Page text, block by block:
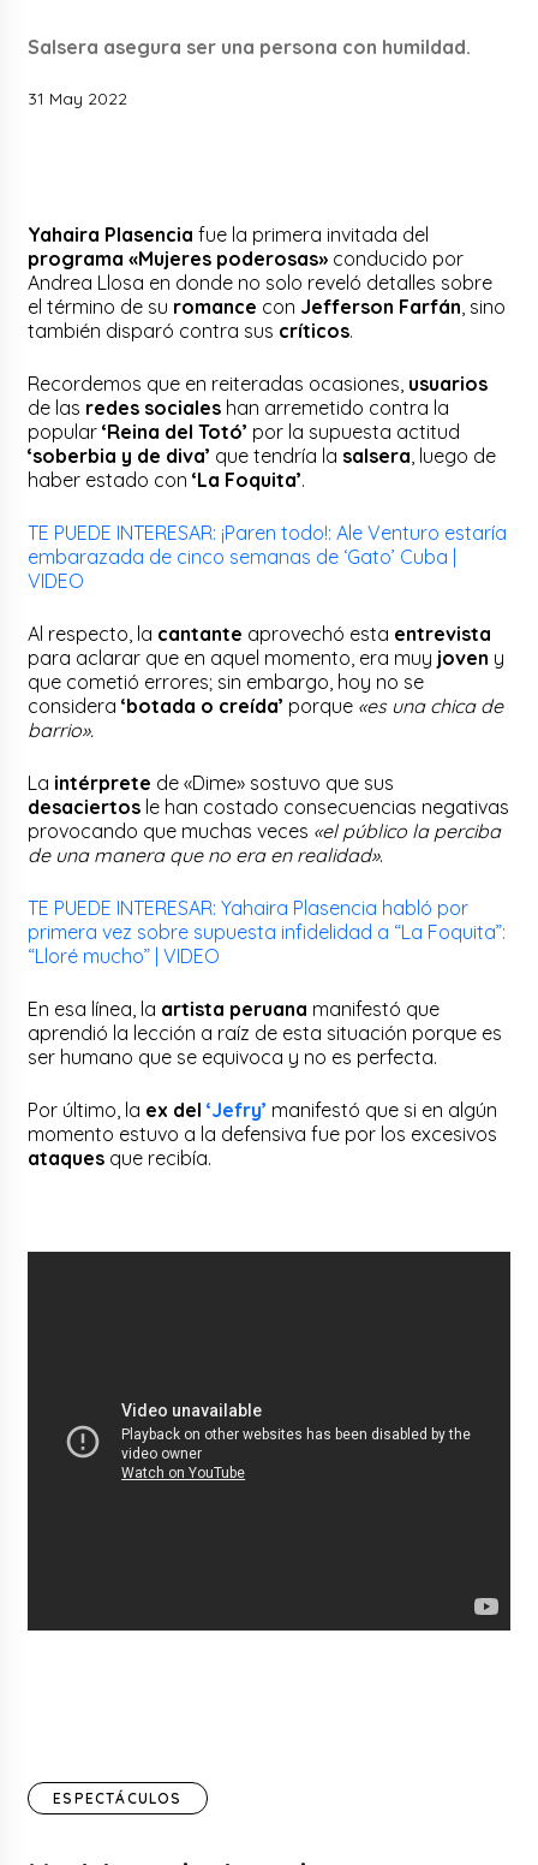
Salsera asegura ser una persona con humildad.
31 May 2022
Yahaira Plasenciafue la primera invitada del
programa «Mujeres poderosas» conducido por
Andrea Llosa en donde no solo reveló detalles sobre
el término de su romance con Jefferson Farfán , sino
también disparó contra sus críticos.
Recordemos que en reiteradas ocasiones, usuarios
de las redes sociales han arremetido contra la
popular‘Reina del Totó’ por la supuesta actitud
‘soberbia y de diva’ que tendría la salsera , luego de
haber estado con‘La Foquita’.
TE PUEDE INTERESAR: ¡Paren todo!: Ale Venturo estaría
embarazada de cinco semanas de ‘Gato’ Cuba |
VIDEO
Al respecto, la cantante aprovechó esta entrevista
para aclarar que en aquel momento, era muy joven y
que cometió errores; sin embargo, hoy no se
considera‘botada o creída’ porque «es una chica de
barrio».
La intérprete de «Dime» sostuvo que sus
desaciertos le han costado consecuencias negativas
provocando que muchas veces «el público la perciba
de una manera que no era en realidad».
TE PUEDE INTERESAR: Yahaira Plasencia habló por
primera vez sobre supuesta infidelidad a “La Foquita”:
“Lloré mucho” | VIDEO
En esa línea, la artista peruana manifestó que
aprendió la lección a raíz de esta situación porque es
ser humano que se equivoca y no es perfecta.
Por último, la ex del‘Jefry’ manifestó que si en algún
momento estuvo a la defensiva fue por los excesivos
ataques que recibía.
ESPECTÁCULOS